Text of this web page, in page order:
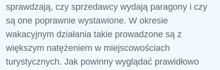
sprawdzają, czy sprzedawcy wydają paragony i czy
są one poprawnie wystawione. W okresie
wakacyjnym działania takie prowadzone są z
większym natężeniem w miejscowościach
turystycznych. Jak powinny wyglądać prawidłowo